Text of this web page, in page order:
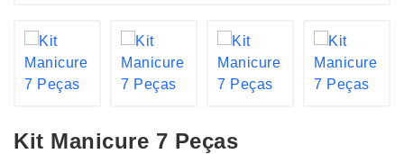
Kit Manicure 7 Peças